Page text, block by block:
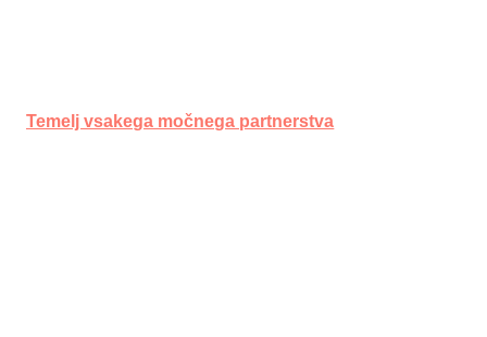
Temelj vsakega močnega partnerstva